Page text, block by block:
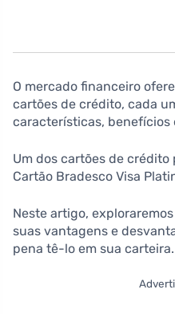
O mercado financeiro
cartões de crédito, cada
características, benefícios
Um dos cartões de crédito
Cartão Bradesco Visa
Neste artigo,
suas vantagens e
pena tê-lo em sua carteira.